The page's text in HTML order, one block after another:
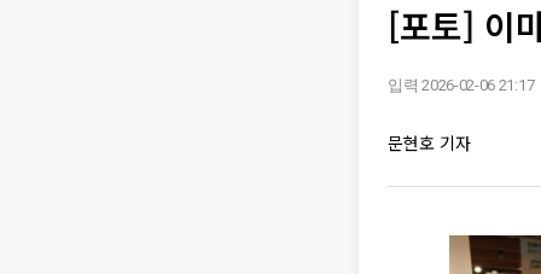
[포토] 이
입력 2026-02-06 21:17
문현호 기자